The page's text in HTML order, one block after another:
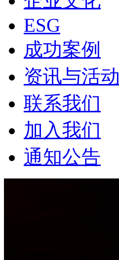
ESG
成功案例
资讯与活动
联系我们
加入我们
通知公告